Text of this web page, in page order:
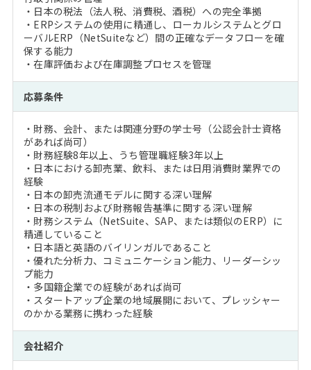
・日本の税法（法人税、消費税、酒税）への完全準拠
・ERPシステムの使用に精通し、ローカルシステムとグロ
ーバルERP（NetSuiteなど）間の正確なデータフローを確
保する能力
・在庫評価および在庫調整プロセスを管理
応募条件
・財務、会計、または関連分野の学士号（公認会計士資格
があれば尚可）
・財務経験8年以上、うち管理職経験3年以上
・日本における卸売業、飲料、または日用消費財業界での
経験
・日本の卸売流通モデルに関する深い理解
・日本の税制および財務報告基準に関する深い理解
・財務システム（NetSuite、SAP、または類似のERP）に
精通していること
・日本語と英語のバイリンガルであること
・優れた分析力、コミュニケーション能力、リーダーシッ
プ能力
・多国籍企業での経験があれば尚可
・スタートアップ企業の地域展開において、プレッシャー
のかかる業務に携わった経験
会社紹介